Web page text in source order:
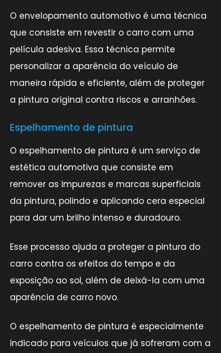
O envelopamento automotivo é uma técnica
que consiste em revestir o carro com uma
película adesiva. Essa técnica permite
personalizar a aparência do veículo de
maneira rápida e eficiente, além de proteger
a pintura original contra riscos e arranhões.
Espelhamento de pintura
O espelhamento de pintura é um serviço de
estética automotiva que consiste em
remover as impurezas e marcas superficiais
da pintura, polindo e aplicando cera especial
para dar um brilho intenso e duradouro.
Esse processo ajuda a proteger a pintura do
carro contra os efeitos do tempo e da
exposição ao sol, além de deixá-la com uma
aparência de carro novo.
O espelhamento de pintura é especialmente
indicado para veículos que já sofreram com a